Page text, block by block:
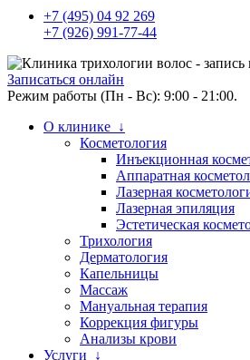
+7 (495) 04 92 269
+7 (926) 991-77-44
Записаться онлайн
Режим работы (Пн - Вс): 9:00 - 21:00.
О клинике ↓
Косметология
Инъекционная
Аппаратная
Лазерная
Лазерная эпиляция
Эстетическая
Трихология
Дерматология
Капельницы
Массаж
Мануальная терапия
Коррекция фигуры
Анализы крови
Услуги ↓